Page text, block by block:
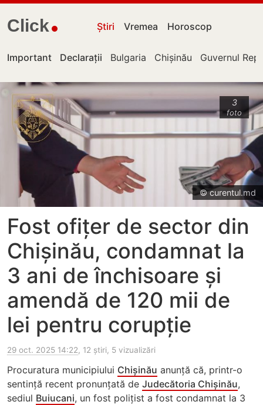
Click Știri Vremea Horoscop
Important Declarații Bulgaria Chișinău Guvernul
3
foto
© curentul.md
Fost ofițer de sector din
Chișinău, condamnat la
3 ani de închisoare și
amendă de 120 mii de
lei pentru corupție
29 oct. 2025 14:22, 12 știri, 5 vizualizări
Procuratura municipiului Chișinău anunță că, printr-o
sentință recent pronunțată de Judecătoria Chișinău,
sediul Buiucani, un fost polițist a fost condamnat la 3